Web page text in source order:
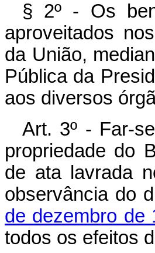
§ 2º - Os
aproveitados
da União,
Pública da
aos diversos
Art. 3º - Far-
propriedade do
de ata lavrada
observância do
de dezembro de
todos os efeitos